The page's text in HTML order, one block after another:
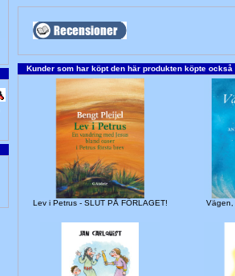
Kunder som har köpt den här produkten köpte också
Lev i Petrus - SLUT PÅ FÖRLAGET! Vägen,